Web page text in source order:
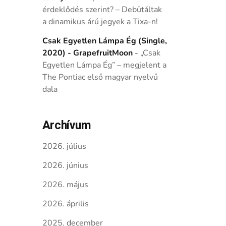
érdeklődés szerint? – Debütáltak
a dinamikus árú jegyek a Tixa-n!
Csak Egyetlen Lámpa Ég (Single,
2020) - GrapefruitMoon- „Csak
Egyetlen Lámpa Ég” – megjelent a
The Pontiac első magyar nyelvű
dala
Archívum
2026. július
2026. június
2026. május
2026. április
2025. december